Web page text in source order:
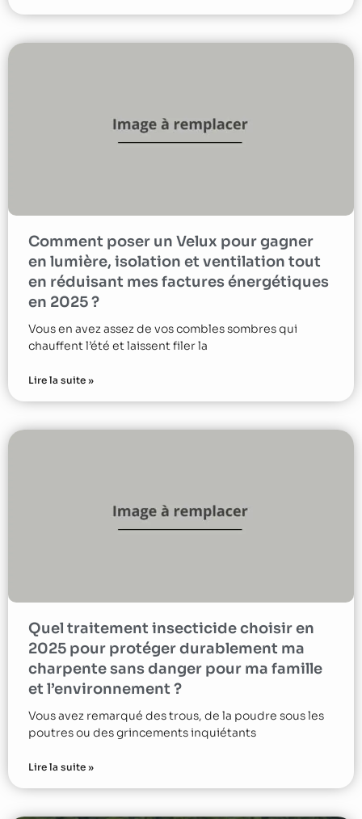
Comment poser un Velux pour gagner
en lumière, isolation et ventilation tout
en réduisant mes factures énergétiques
en 2025 ?
Vous en avez assez de vos combles sombres qui
chauffent l’été et laissent filer la
Lire la suite »
Quel traitement insecticide choisir en
2025 pour protéger durablement ma
charpente sans danger pour ma famille
et l’environnement ?
Vous avez remarqué des trous, de la poudre sous les
poutres ou des grincements inquiétants
Lire la suite »